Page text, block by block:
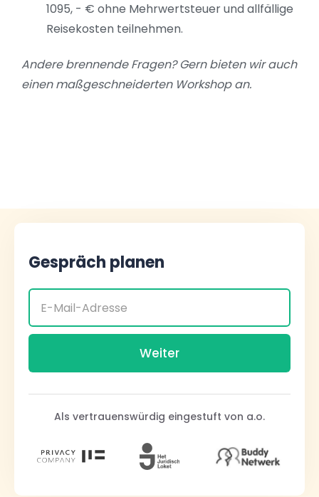
1095, - € ohne Mehrwertsteuer und allfällige
Reisekosten teilnehmen.
Andere brennende Fragen? Gern bieten wir auch
einen maßgeschneiderten Workshop an.
Gespräch planen
Als vertrauenswürdig eingestuft von a.o.